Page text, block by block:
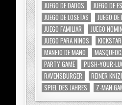
JUEGO DE DADOS
JUEGO DE
JUEGO DE LOSETAS
JUEGO
JUEGO FAMILIAR
JUEGO
JUEGO PARA NIÑOS
MANEJO DE MANO
PARTY GAME
PUSH-YOUR-
RAVENSBURGER
REINER
SPIEL DES JAHRES
Z-MAN